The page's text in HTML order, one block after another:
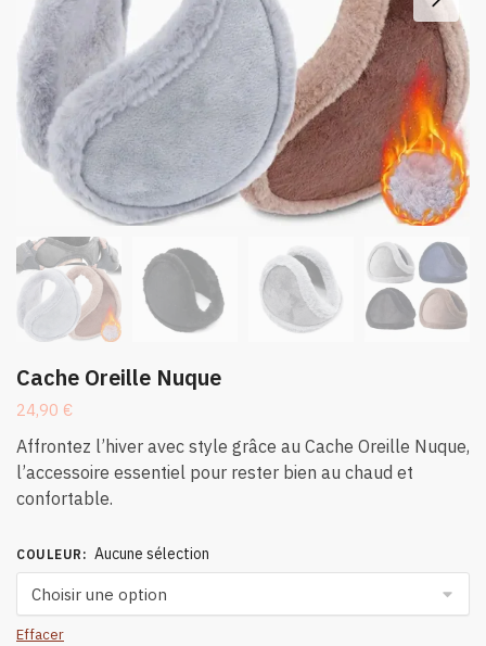
Cache Oreille Nuque
24,90 €
Affrontez l’hiver avec style grâce au Cache Oreille Nuque,
l’accessoire essentiel pour rester bien au chaud et
confortable.
COULEUR : Aucune sélection
Effacer